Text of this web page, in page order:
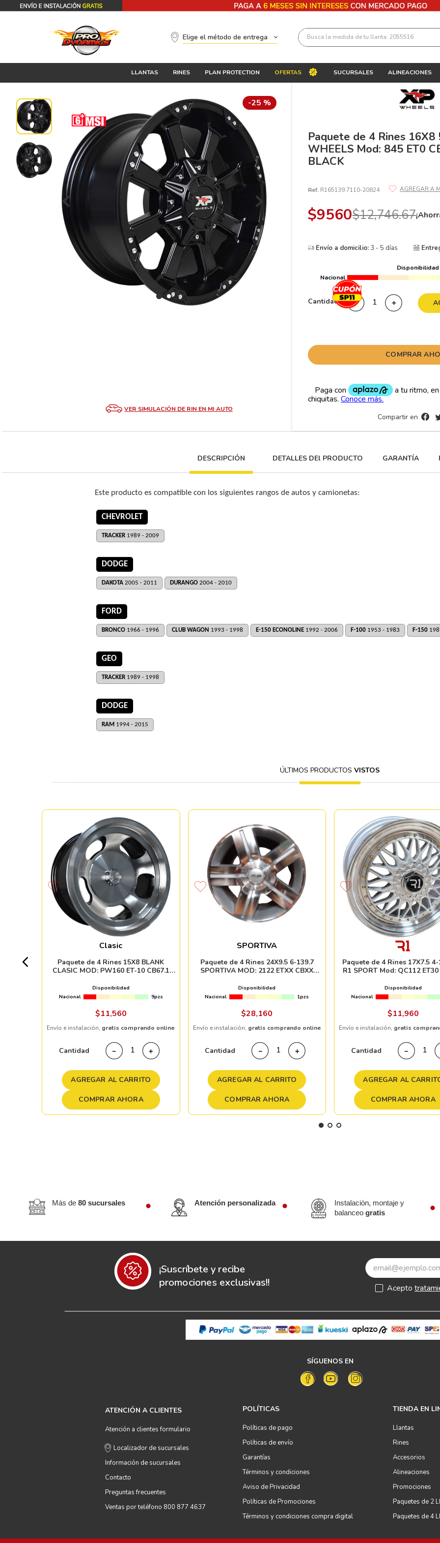
Elige el método de entrega Busca la medida de tu llanta: 2055516
LLANTAS RINES PLAN PROTECTION OFERTAS SUCURSALES ALINEACIONES
-25 %
VER SIMULACIÓN DE RIN EN MI AUTO
Paquete de 4 Rines 16X8
WHEELS Mod: 845 ET0
BLACK
Ref. R165139.7110-20824
$9560$12,746.67
Envío a domicilio:3 - 5 días
Disponibilidad
Nacional
Cantidad ＋
－
COMPRAR
Compartir en
DESCRIPCIÓN DETALLES DEl PRODUCTO GARANTÍA
Este producto es compatible con los siguientes rangos de autos y camionetas:
CHEVROLET
TRACKER 1989 - 2009
DODGE
DAKOTA 2005 - 2011 DURANGO 2004 - 2010
FORD
BRONCO 1966 - 1996 CLUB WAGON 1993 - 1998 E-150 ECONOLINE 1992 - 2006 F-100 1953 - 1983 F-150
GEO
TRACKER 1989 - 1998
DODGE
RAM 1994 - 2015
ÚLTIMOS PRODUCTOSVISTOS
Clasic
Paquete de 4 Rines 15X8 BLANK
CLASIC MOD: PW160 ET-10 CB67.1
Disponibilidad
Nacional
9pzs
$11,560
Envío e instalación, gratis comprando online
Cantidad ＋
－
AGREGAR AL CARRITO
COMPRAR AHORA
SPORTIVA
Paquete de 4 Rines 24X9.5 6-139.7
SPORTIVA MOD: 2122 ETXX CBXX
Disponibilidad
Nacional
1pzs
$28,160
Envío e instalación, gratis comprando online
Cantidad ＋
－
AGREGAR AL CARRITO
COMPRAR AHORA
Paquete de 4 Rines 17X7.5
R1 SPORT Mod: QC112 ET30
GOLD RIVETS
Disponibilidad
Nacional
$11,960
Envío e instalación, gratis
Cantidad －
AGREGAR AL
COMPRAR AHORA
Más de 80 sucursales Atención personalizada
Instalación, montaje y
balanceogratis
¡Suscríbete y recibe
promociones exclusivas!!
Acepto
SÍGUENOS EN
ATENCIÓN A CLIENTES
Atención a clientes formulario
Localizador de sucursales
Información de sucursales
Contacto
Preguntas frecuentes
Ventas por teléfono 800 877 4637
POLÍTICAS
Políticas de pago
Políticas de envío
Garantías
Términos y condiciones
Aviso de Privacidad
Políticas de Promociones
Términos y condiciones compra digital
TIENDA EN
Llantas
Rines
Accesorios
Alineaciones
Promociones
Paquetes de 2
Paquetes de 4
Términos más buscados